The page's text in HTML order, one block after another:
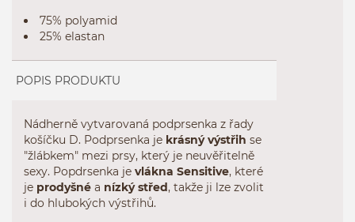
75% polyamid
25% elastan
POPIS PRODUKTU
Nádherně vytvarovaná podprsenka z řady
košíčku D. Podprsenka je krásný výstřih se
"žlábkem" mezi prsy, který je neuvěřitelně
sexy. Popdrsenka je vlákna Sensitive, které
je prodyšné a nízký střed, takže ji lze zvolit
i do hlubokých výstřihů.